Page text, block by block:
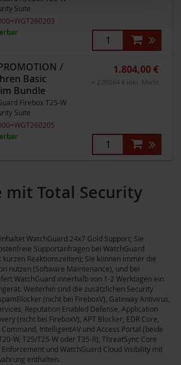
Suite
/
Basic
Bundle
Firebox T25-W
Suite
1.804,00 €
= 2.09264 € inkl. MwSt
mit Total Security
WatchGuard 24x7 Gold Support; Sie
Supportanfragen bei WatchGuard
Reaktionszeiten); Sie können immer die
nutzen (Software Maintenance), und bei
WatchGuard innerhalb von 1-2 Werktagen ein
Weiterhin sind die zusätzlichen Security
(nicht bei FireboxV), Gateway Antivirus,
Reputation Enabled Defense, Application
(nicht bei FireboxV), APT Blocker, EDR Core,
IntelligentAV und Access Portal (beide
W, T25/T25-W oder T35-R), ThreatSync Core
Enforcement und WatchGuard Cloud Visibility mit
enthalten.